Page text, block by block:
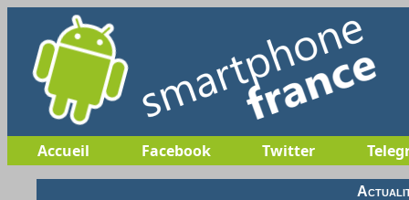
Accueil Facebook Twitter